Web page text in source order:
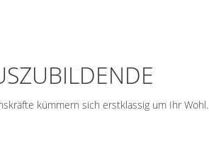
kümmern sich erstklassig um Ihr Wohl.